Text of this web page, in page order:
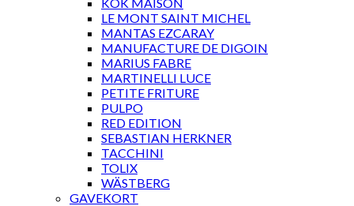
LE MONT SAINT MICHEL
MANTAS EZCARAY
MANUFACTURE DE DIGOIN
MARIUS FABRE
MARTINELLI LUCE
PETITE FRITURE
PULPO
RED EDITION
SEBASTIAN HERKNER
TACCHINI
TOLIX
WÄSTBERG
GAVEKORT